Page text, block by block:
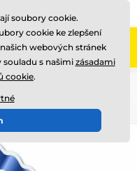
soubory cookie.
cookie ke zlepšení
webových stránek
souladu s našimi zásadami
cookie.